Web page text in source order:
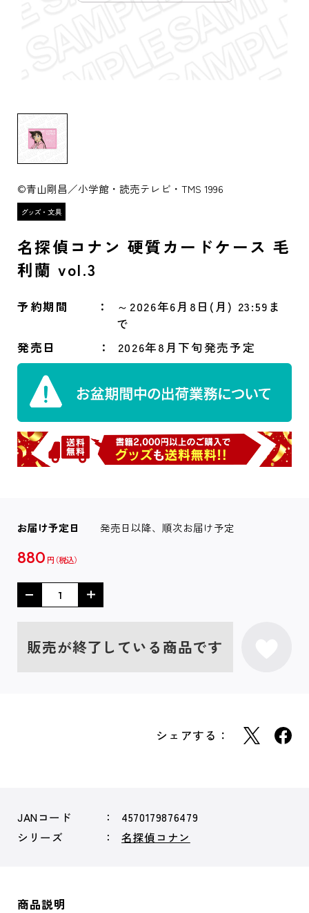
©青山剛昌／小学館・読売テレビ・TMS 1996
名探偵コナン 硬質カードケース 毛
利蘭 vol.3
予約期間
～2026年6月8日(月) 23:59ま
で
発売日
2026年8月下旬発売予定
お届け予定日 発売日以降、順次お届け予定
880 円
販売が終了している商品です
シェアする：
JANコード
4570179876479
シリーズ
名探偵コナン
商品説明